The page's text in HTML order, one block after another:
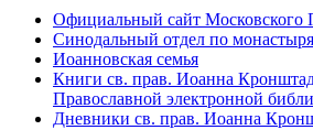
Официальный сайт Московского
Синодальный отдел по
Иоанновская семья
Книги св. прав. Иоанна
Православной электронной
Дневники св. прав. Иоанна